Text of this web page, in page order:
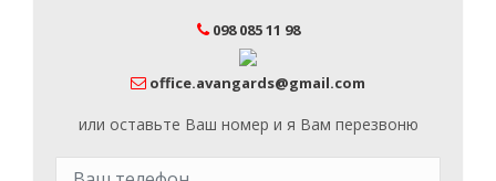
098 085 11 98
office.avangards@gmail.com
или оставьте Ваш номер и я Вам перезвоню